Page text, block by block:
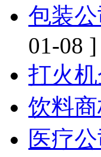
包装
01-08 ]
打火
饮料
医疗